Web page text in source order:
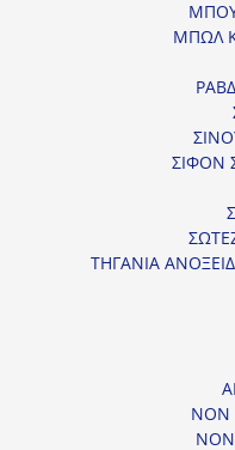
ΜΠΩΛ
ΣΙΦΟΝ
ΤΗΓΑΝΙΑ